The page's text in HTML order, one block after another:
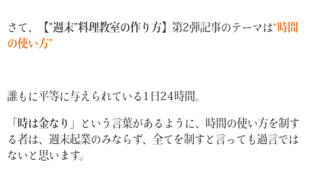
さて、 【”週末”料理教室の作り方】 第2弾記事のテーマは“時間
の使い方”
誰もに平等に与えられている1日24時間。
「時は金なり」
という言葉があるように、時間の使い方を制す
る者は、週末起業のみならず、全てを制すと言っても過言では
ないと思います。